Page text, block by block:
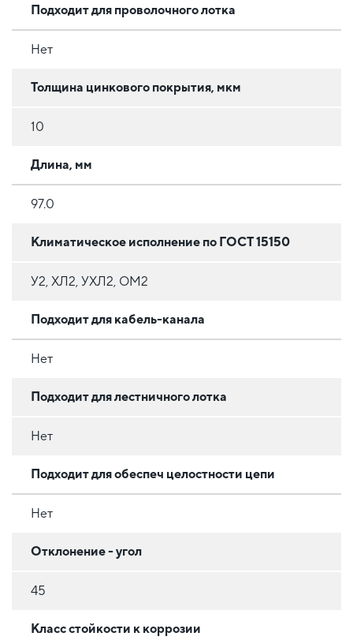
Подходит для проволочного лотка
Нет
Толщина цинкового покрытия, мкм
10
Длина, мм
97.0
Климатическое исполнение по ГОСТ 15150
У2, ХЛ2, УХЛ2, ОМ2
Подходит для кабель-канала
Нет
Подходит для лестничного лотка
Нет
Подходит для обеспеч целостности цепи
Нет
Отклонение - угол
45
Класс стойкости к коррозии